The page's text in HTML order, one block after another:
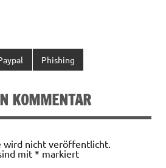
Phishing
KOMMENTAR
wird nicht veröffentlicht.
mit * markiert